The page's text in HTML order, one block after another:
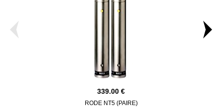
339.00
RODE NT5 (PAIRE)